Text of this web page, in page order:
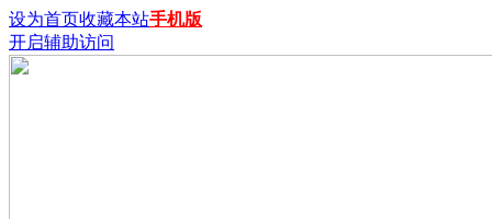
设为首页收藏本站手机版
开启辅助访问